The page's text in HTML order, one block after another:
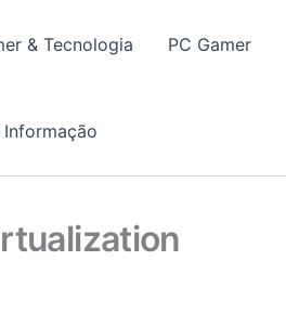
& Tecnologia PC Gamer